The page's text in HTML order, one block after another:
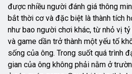
được nhiều người đánh giá thông
bắt thời cơ và đặc biệt là thành tích
như bao người chơi khác, từ nhỏ vị
và game dần trở thành một yếu tố
sống của ông. Trong suốt quá trình
gian của ông không phải nằm ở